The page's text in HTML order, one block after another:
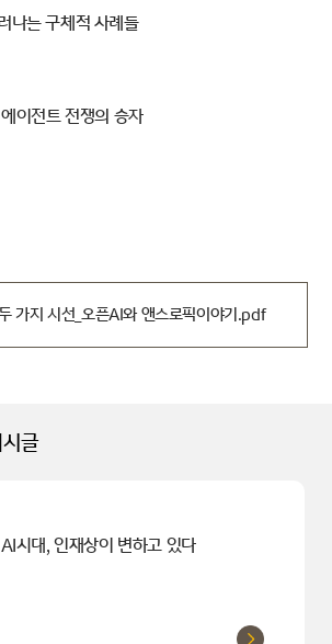
나는 구체적 사례들
이전트 전쟁의 승자
가지 시선_오픈AI와 앤스로픽이야기.pdf
글
시대, 인재상이 변하고 있다